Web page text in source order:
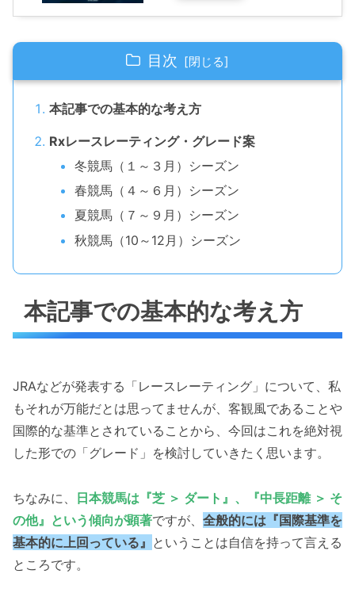
目次
本記事での基本的な考え方
Rxレースレーティング・グレード案
冬競馬（１～３月）シーズン
春競馬（４～６月）シーズン
夏競馬（７～９月）シーズン
秋競馬（10～12月）シーズン
本記事での基本的な考え方
JRAなどが発表する「レースレーティング」について、私
もそれが万能だとは思ってませんが、客観風であることや
国際的な基準とされていることから、今回はこれを絶対視
した形での「グレード」を検討していきたく思います。
ちなみに、
日本競馬は『芝 ＞ ダート』、『中長距離 ＞ そ
の他』という傾向が顕著ですが、 全般的には『国際基準を
基本的に上回っている』 ということは自信を持って言える
ところです。